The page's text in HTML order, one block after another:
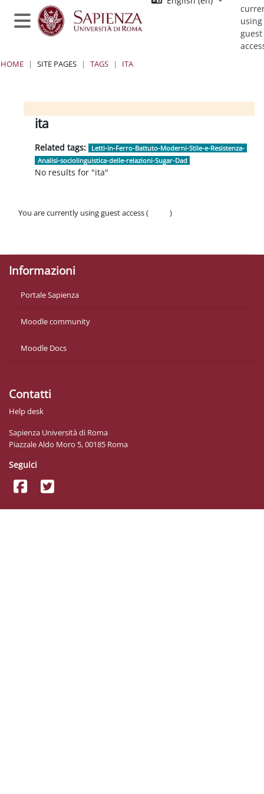
Skip to main content
Side panel
using
guest
HOME SITE PAGES TAGS ITA
Blocks
Blocks
Blocks
Blocks
ita
Related tags:
Letti-in-Ferro-Battuto-Moderni-Stile-e-Resistenza-
Analisi-sociolinguistica-delle-relazioni-Sugar-Dad
No results for "ita"
You are currently using guest access (
)
Informazioni
Portale Sapienza
Moodle community
Moodle Docs
Contatti
Help desk
Sapienza Università di Roma
Piazzale Aldo Moro 5, 00185 Roma
Seguici